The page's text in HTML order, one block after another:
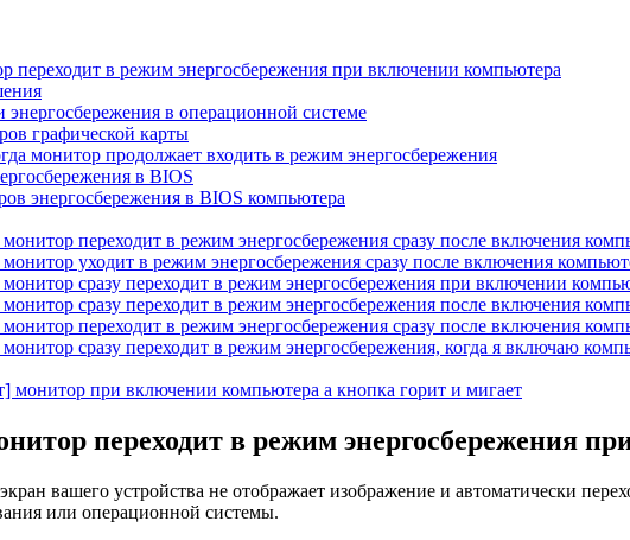
переходит в режим энергосбережения при включении компьютера
энергосбережения в операционной системе
графической карты
монитор продолжает входить в режим энергосбережения
в BIOS
энергосбережения в BIOS компьютера
переходит в режим энергосбережения сразу после включения
уходит в режим энергосбережения сразу после включения
сразу переходит в режим энергосбережения при включении
сразу переходит в режим энергосбережения после включения
переходит в режим энергосбережения сразу после включения
сразу переходит в режим энергосбережения, когда я включаю
монитор при включении компьютера а кнопка горит и мигает
переходит в режим энергосбережения
вашего устройства не отображает изображение и автоматически
или операционной системы.